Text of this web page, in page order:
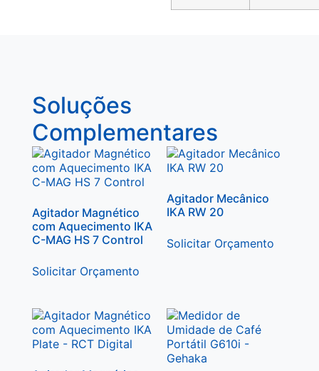
Soluções
Complementares
Agitador Magnético
com Aquecimento IKA
C-MAG HS 7 Control
Solicitar Orçamento
Agitador Mecânico
IKA RW 20
Solicitar Orçamento